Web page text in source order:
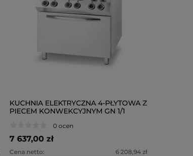
KUCHNIA ELEKTRYCZNA 4-PŁYTOWA Z
PIECEM KONWEKCYJNYM GN 1/1
0 ocen
7 637,00 zł
Cena netto: 6 208,94 zł